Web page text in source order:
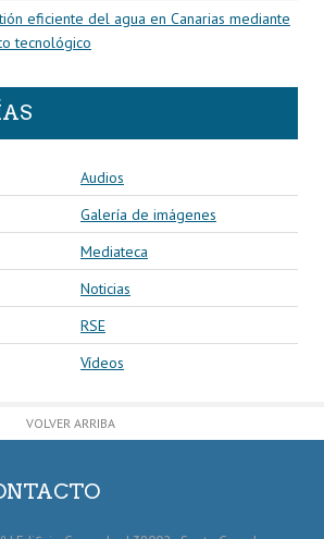
eficiente del agua en Canarias mediante
tecnológico
Audios
Galería de imágenes
Mediateca
Noticias
RSE
Vídeos
VOLVER ARRIBA